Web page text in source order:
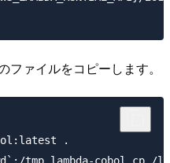
ァイルをコピーします。
.